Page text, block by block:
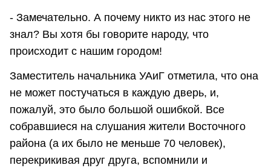
- Замечательно. А почему никто из нас этого не
знал? Вы хотя бы говорите народу, что
происходит с нашим городом!
Заместитель начальника УАиГ отметила, что она
не может постучаться в каждую дверь, и,
пожалуй, это было большой ошибкой. Все
собравшиеся на слушания жители Восточного
района (а их было не меньше 70 человек),
перекрикивая друг друга, вспомнили и